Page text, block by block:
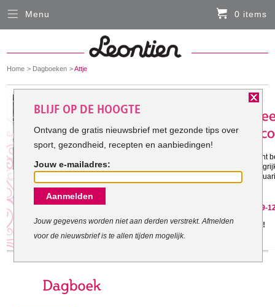
You
here:
Home Dagboeken Attje
Gestart met mijn doel: 11-8-2010
Ik wil graag weer een gezond gewicht
(PBC, artrose) is het nu vooral
beweging. Daarom ga ik van 14
Attje is gestopt met haar doel op 29-
Jammer, maar geef het niet op!
Menu 0 items
Sluiten
HARDLOOPKLEDING
FIETSKLEDING
SERVICE
Inloggen
Contact- en adresgegevens
Levertijd, retourneren, ruilen
Algemene voorwaarden
BLIJF OP DE HOOGTE
Ontvang de gratis nieuwsbrief met gezonde tips over
sport, gezondheid, recepten en aanbiedingen!
Jouw e-mailadres:
Aanmelden
Jouw gegevens worden niet aan derden verstrekt. Afmelden
voor de nieuwsbrief is te allen tijden mogelijk.